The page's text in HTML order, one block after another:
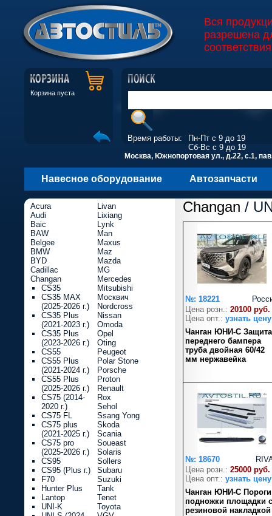
Вся
разрешена
Корзина пуста
Время работы:
Пн-Пт с 9 до 19
Сб-Вс с 9 до 19
Москва, Южнопортовая ул., д.22, с.1,
Навесное оборудование Автозапчасти
Changan /
№: 18221
Цена розн.: 20100 руб.
Цена опт.: узнать цену
Чанган ЮНИ-С Защита
переднего бампера
труба двойная 60/42
мм нержавейка
№: 18670
Цена розн.: 25000 руб.
Цена опт.: узнать цену
Чанган ЮНИ-С Пороги
подножки площадки с
резиновой накладкой
Acura
Audi
Baic
BAW
Belgee
BMW
BYD
Cadillac
Changan
CS35
CS35 MAX
(2025-2026 г.)
CS35 Plus
(2021-2023 г.)
CS35 Plus
(2023-2026 г.)
CS55
CS55 Plus
(2021-2024 г.)
CS55 Plus
(2025-2026 г.)
CS75 (2014-
2020 г.)
CS75 FL
CS75 plus
(2021-2025 г.)
CS75 pro
(2025-2026 г.)
CS95
CS95 (Plus г.)
F70
Hunter Plus
Lantop
UNI-K
Livan
Lixiang
Lynk
Man
Maxus
Maz
Mazda
MG
Mercedes
Mitsubishi
Москвич
Nordcross
Nissan
Omoda
Opel
Oting
Peugeot
Polar Stone
Porsche
Proton
Renault
Rox
Sehol
Ssang Yong
Skoda
Scania
Soueast
Solaris
Sollers
Subaru
Suzuki
Tank
Tenet
Toyota